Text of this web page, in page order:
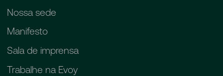
Nossa sede
Manifesto
Sala de imprensa
Trabalhe na Evoy